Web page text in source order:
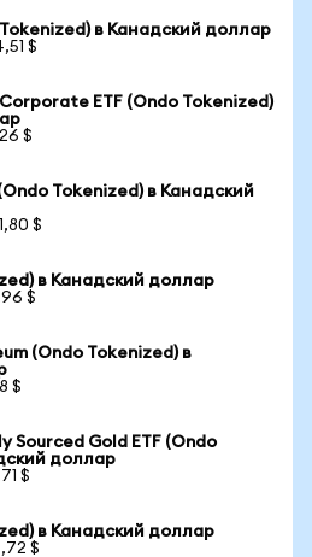
в Канадский доллар
$
ETF (Ondo Tokenized)
$
Tokenized) в Канадский
$
в Канадский доллар
$
(Ondo Tokenized) в
$
Sourced Gold ETF (Ondo
доллар
$
в Канадский доллар
$